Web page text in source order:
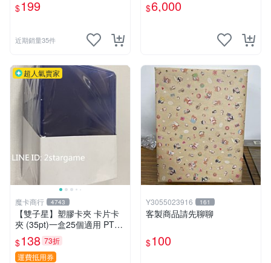
$199
近期銷量35件
藏品
$6,000
超人氣賣家
魔卡商行 4743
【雙子星】塑膠卡夾 卡片卡
夾 (35pt)一盒25個適用 PTC
G 寶可夢 遊戲王 界線超越典
藏包 忍者飛旋
$138 73折
運費抵用券
Y3055023916 161
客製商品請先聊聊
$100